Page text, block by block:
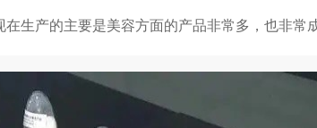
生产的主要是美容方面的产品非常多，也非